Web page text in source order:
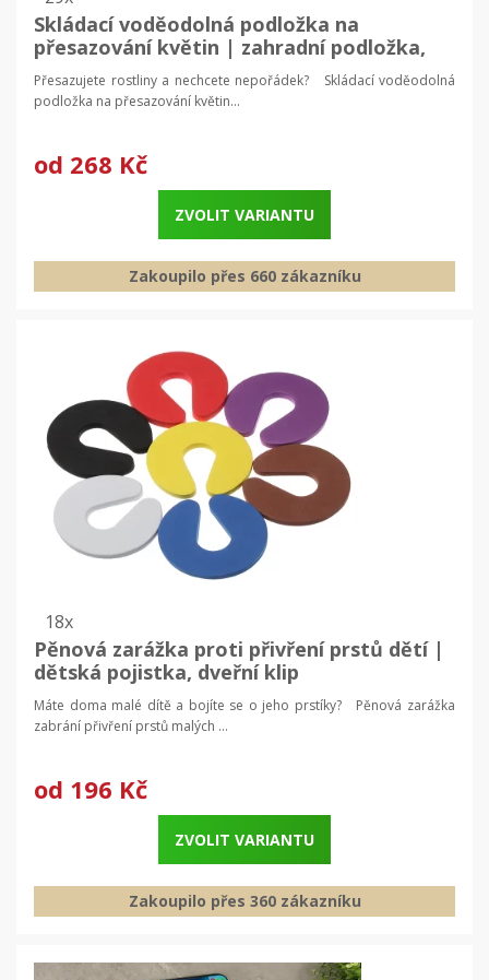
Skládací voděodolná podložka na
přesazování květin | zahradní podložka,
sázecí rohož
Přesazujete rostliny a nechcete nepořádek? Skládací voděodolná
podložka na přesazování květin...
od 268 Kč
ZVOLIT VARIANTU
Zakoupilo přes 660 zákazníku
18x
Pěnová zarážka proti přivření prstů dětí |
dětská pojistka, dveřní klip
Máte doma malé dítě a bojíte se o jeho prstíky? Pěnová zarážka
zabrání přivření prstů malých ...
od 196 Kč
ZVOLIT VARIANTU
Zakoupilo přes 360 zákazníku